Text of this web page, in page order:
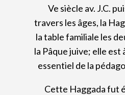
Ve siècle av. J.C.
travers les âges, la
la table familiale les
la Pâque juive; elle
essentiel de la
Cette Haggada fut